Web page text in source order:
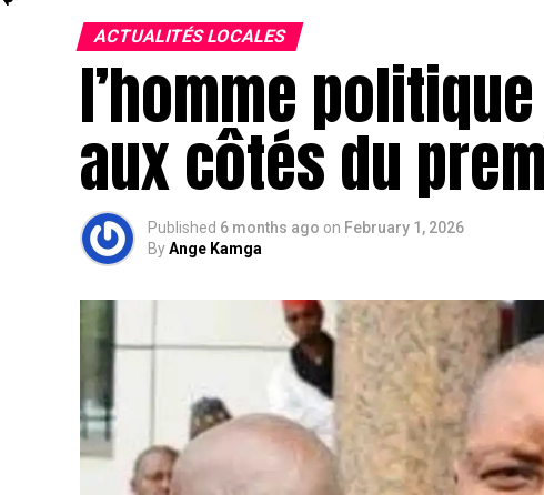
ACTUALITÉS LOCALES
l’homme
aux côtés du
Published 6 months ago on February 1, 2026
ByAnge Kamga